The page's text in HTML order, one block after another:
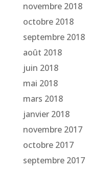
novembre 2018
octobre 2018
septembre 2018
août 2018
juin 2018
mai 2018
mars 2018
janvier 2018
novembre 2017
octobre 2017
septembre 2017